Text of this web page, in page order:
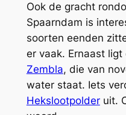
Ook de gracht
Spaarndam is
soorten eenden
er vaak. Ernaast ligt
Zembla, die van
water staat. Iets
Hekslootpolderuit.